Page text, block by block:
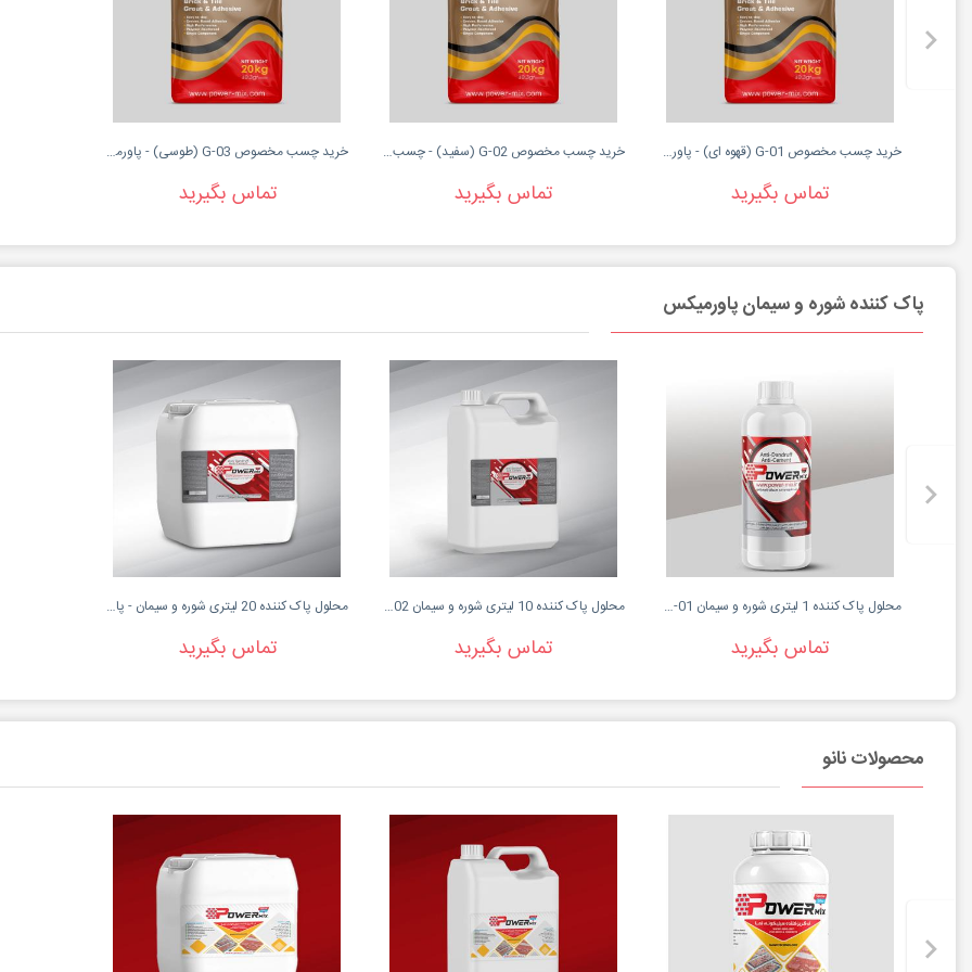
خرید چسب مخصوص G-01 (قهوه ای) - پاورمیکس
تماس بگیرید
خرید چسب مخصوص G-02 (سفید) - چسب آجر پاور میکس
تماس بگیرید
خرید چسب مخصوص G-03 (طوسی) - پاورمیکس
تماس بگیرید
پاک کننده شوره و سیمان پاورمیکس
محلول پاک کننده 1 لیتری شوره و سیمان SH-01 - پاور میکس...
تماس بگیرید
محلول پاک کننده 10 لیتری شوره و سیمان SH-02 - پاور...
تماس بگیرید
محلول پاک کننده 20 لیتری شوره و سیمان - پاور میکس
تماس بگیرید
محصولات نانو